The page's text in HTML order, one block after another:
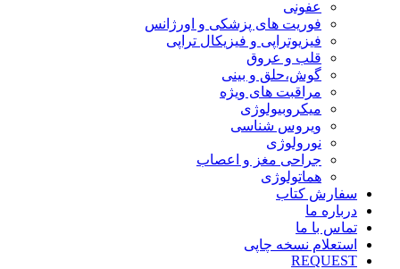
عفونی
فوریت های پزشکی و اورژانس
فیزیوتراپی و فیزیکال تراپی
قلب و عروق
گوش،حلق و بینی
مراقبت های ویژه
میکروبیولوژی
ویروس شناسی
نورولوژی
جراحی مغز و اعصاب
هماتولوژی
سفارش کتاب
درباره ما
تماس با ما
استعلام نسخه چاپی
REQUEST